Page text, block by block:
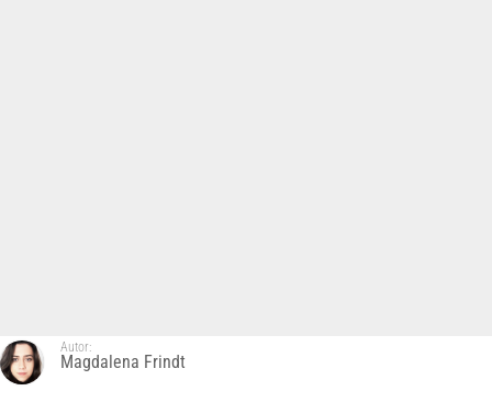
Autor:
Magdalena Frindt